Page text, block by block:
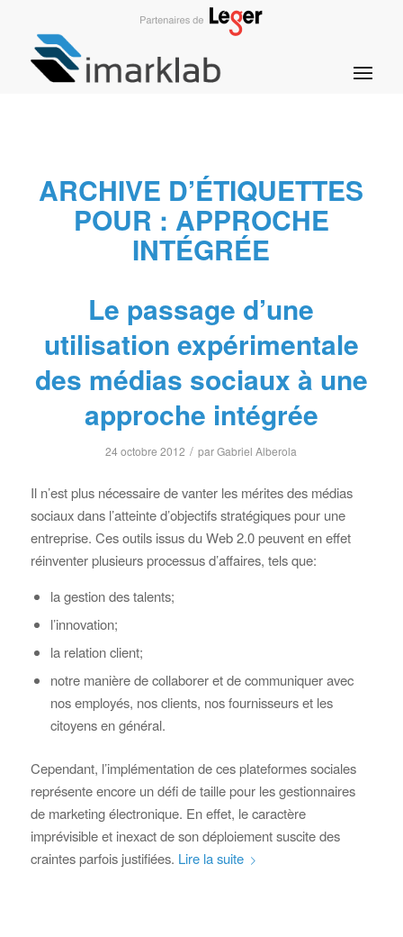
ARCHIVE D’ÉTIQUETTES
POUR : APPROCHE
INTÉGRÉE
Le passage d’une
utilisation expérimentale
des médias sociaux à une
approche intégrée
24 octobre 2012 / parGabriel Alberola
Il n’est plus nécessaire de vanter les mérites des médias
sociaux dans l’atteinte d’objectifs stratégiques pour une
entreprise. Ces outils issus du Web 2.0 peuvent en effet
réinventer plusieurs processus d’affaires, tels que:
la gestion des talents;
l’innovation;
la relation client;
notre manière de collaborer et de communiquer avec
nos employés, nos clients, nos fournisseurs et les
citoyens en général.
Cependant, l’implémentation de ces plateformes sociales
représente encore un défi de taille pour les gestionnaires
de marketing électronique. En effet, le caractère
imprévisible et inexact de son déploiement suscite des
craintes parfois justifiées. Lire la suite